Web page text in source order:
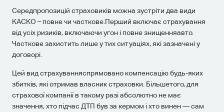
Середпропозицій страховиків можна зустріти два види
КАСКО – повне чи часткове.Перший включає страхування
від усіх ризиків, включаючи угон і повне знищенняавто.
Часткове захистить лише у тих ситуаціях, які зазначені у
договорі.
Цей вид страхуванняспрямовано компенсацію будь-яких
збитків, які отримав власник страховки. Більшетого, для
страхової компанії в такому разі абсолютно не має
значення, хто підчас ДТП був за кермом і хто винен — сам